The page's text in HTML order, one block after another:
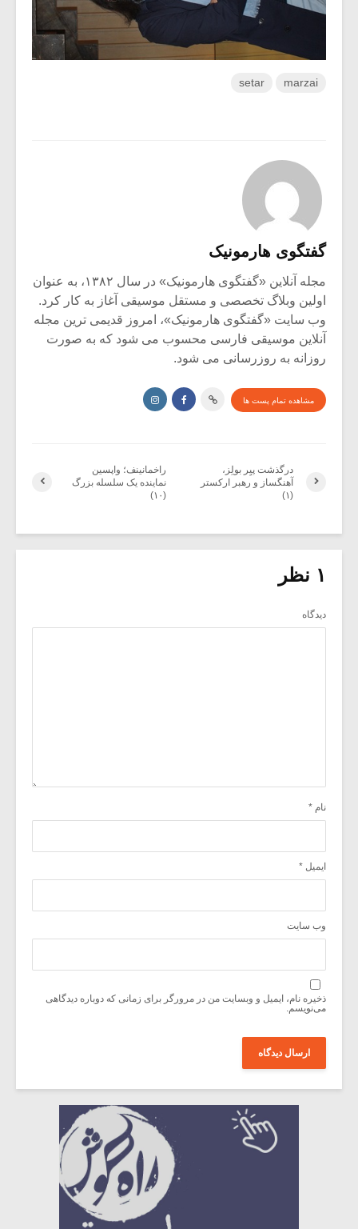
marzai
setar
گفتگوی هارمونیک
مجله آنلاین «گفتگوی هارمونیک» در سال ۱۳۸۲، به عنوان
اولین وبلاگ تخصصی و مستقل موسیقی آغاز به کار کرد.
وب سایت «گفتگوی هارمونیک»، امروز قدیمی ترین مجله
آنلاین موسیقی فارسی محسوب می شود که به صورت
روزانه به روزرسانی می شود.
مشاهده تمام پست ها
راخمانینف؛ واپسین
نماینده یک سلسله بزرگ
(۱۰)
درگذشت پیِر بولِز،
آهنگساز و رهبر ارکستر
(۱)
۱ نظر
دیدگاه
نام *
ایمیل *
وب‌ سایت
ذخیره نام، ایمیل و وبسایت من در مرورگر برای زمانی که دوباره دیدگاهی
می‌نویسم.